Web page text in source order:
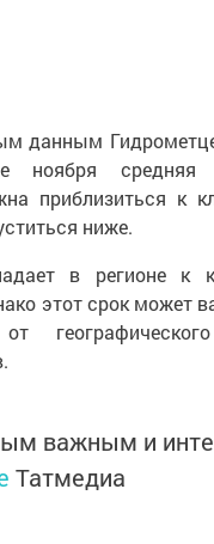
данным
ноября средняя
приблизиться к
ниже.
в регионе к
этот срок может
важным и
Татмедиа